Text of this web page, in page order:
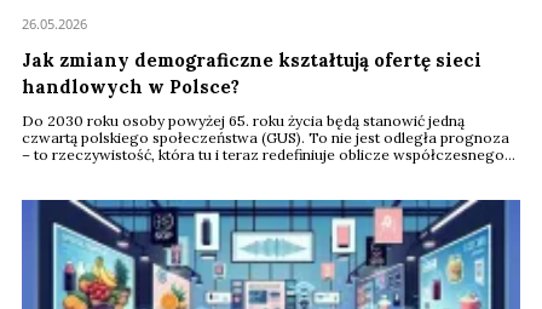
Jak zmiany demograficzne kształtują ofertę sieci
handlowych w Polsce?
Do 2030 roku osoby powyżej 65. roku życia będą stanowić jedną
czwartą polskiego społeczeństwa (GUS). To nie jest odległa prognoza
– to rzeczywistość, która tu i teraz redefiniuje oblicze współczesnego
do drastycznej zmiany dotychczasowych strategii i walki o zupełnie
nowe profile ...
26.05.2026